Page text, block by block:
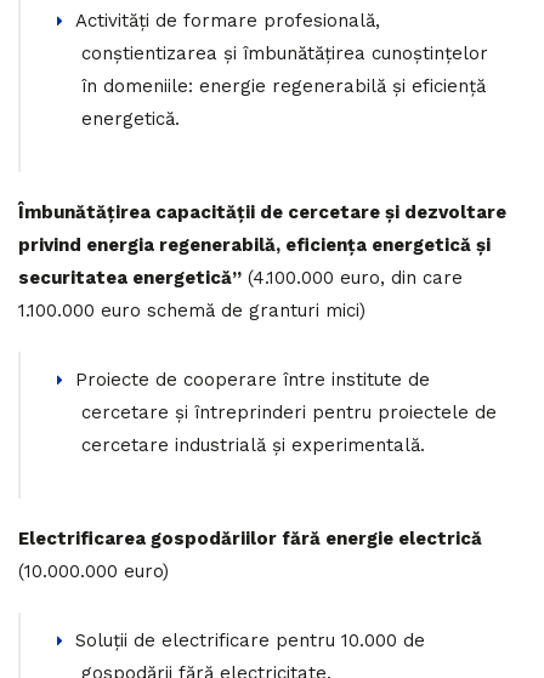
Activități de formare profesională,
conștientizarea și îmbunătățirea cunoștințelor
în domeniile: energie regenerabilă și eficiență
energetică.
Îmbunătățirea capacității de cercetare și dezvoltare
privind energia regenerabilă, eficiența energetică și
securitatea energetică” (4.100.000 euro, din care
1.100.000 euro schemă de granturi mici)
Proiecte de cooperare între institute de
cercetare și întreprinderi pentru proiectele de
cercetare industrială și experimentală.
Electrificarea gospodăriilor fără energie electrică
(10.000.000 euro)
Soluții de electrificare pentru 10.000 de
gospodării fără electricitate.